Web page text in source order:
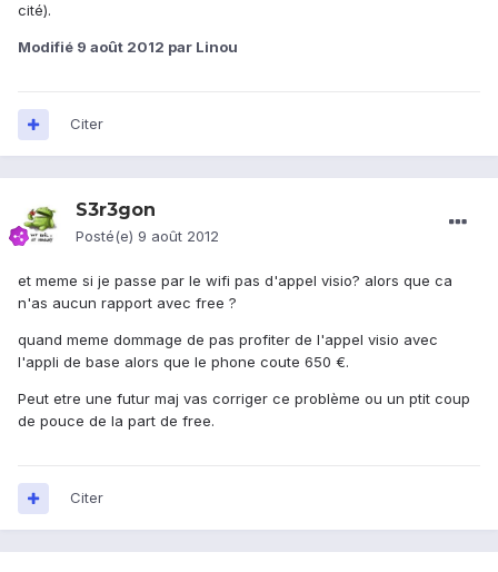
cité).
Modifié 9 août 2012 par Linou
Citer
S3r3gon
Posté(e) 9 août 2012
et meme si je passe par le wifi pas d'appel visio? alors que ca
n'as aucun rapport avec free ?
quand meme dommage de pas profiter de l'appel visio avec
l'appli de base alors que le phone coute 650 €.
Peut etre une futur maj vas corriger ce problème ou un ptit coup
de pouce de la part de free.
Citer